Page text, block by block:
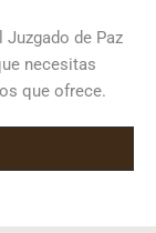
de Paz
necesitas
que ofrece.